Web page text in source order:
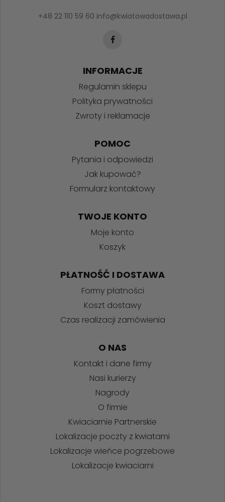
+48 22 110 59 60 info@kwiatowadostawa.pl
INFORMACJE
Regulamin sklepu
Polityka prywatności
Zwroty i reklamacje
POMOC
Pytania i odpowiedzi
Jak kupować?
Formularz kontaktowy
TWOJE KONTO
Moje konto
Koszyk
PŁATNOŚĆ I DOSTAWA
Formy płatności
Koszt dostawy
Czas realizacji zamówienia
O NAS
Kontakt i dane firmy
Nasi kurierzy
Nagrody
O firmie
Kwiaciarnie Partnerskie
Lokalizacje poczty z kwiatami
Lokalizacje wieńce pogrzebowe
Lokalizacje kwiaciarni